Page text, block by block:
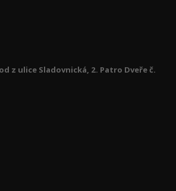
z ulice Sladovnická, 2. Patro Dveře č.